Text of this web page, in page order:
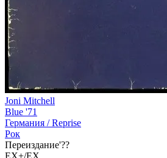
Joni Mitchell
Blue '71
Германия /Reprise
Рок
Переиздание'??